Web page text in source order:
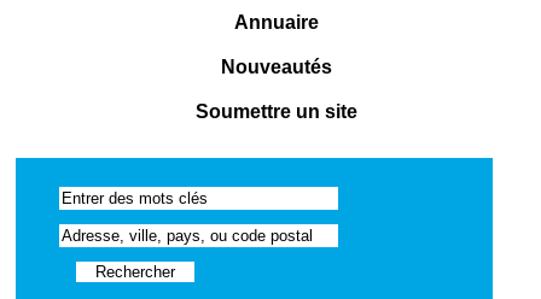
Annuaire
Nouveautés
Soumettre un site